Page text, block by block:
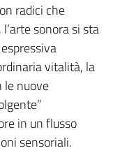
radici che
sonora si sta
vitalità, la
le nuove
in un flusso
sensoriali.